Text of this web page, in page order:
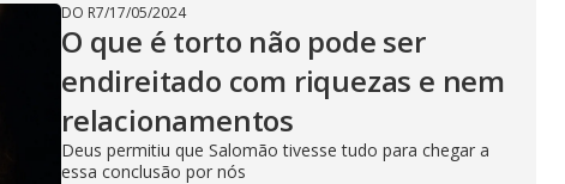
DO R7/17/05/2024
O que é torto não pode ser
endireitado com riquezas e nem
relacionamentos
Deus permitiu que Salomão tivesse tudo para chegar a
essa conclusão por nós